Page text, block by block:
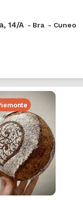
14/A - Bra - Cuneo